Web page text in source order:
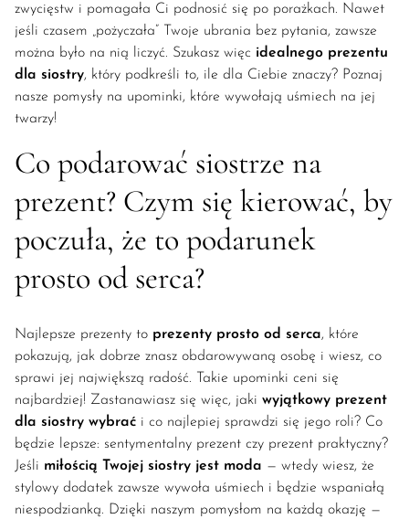
zwycięstw i pomagała Ci podnosić się po porażkach. Nawet
jeśli czasem „pożyczała” Twoje ubrania bez pytania, zawsze
można było na nią liczyć. Szukasz więc idealnego prezentu
dla siostry, który podkreśli to, ile dla Ciebie znaczy? Poznaj
nasze pomysły na upominki, które wywołają uśmiech na jej
twarzy!
Co podarować siostrze na
prezent? Czym się kierować, by
poczuła, że to podarunek
prosto od serca?
Najlepsze prezenty to prezenty prosto od serca, które
pokazują, jak dobrze znasz obdarowywaną osobę i wiesz, co
sprawi jej największą radość. Takie upominki ceni się
najbardziej! Zastanawiasz się więc, jaki wyjątkowy prezent
dla siostry wybrać i co najlepiej sprawdzi się jego roli? Co
będzie lepsze: sentymentalny prezent czy prezent praktyczny?
Jeśli miłością Twojej siostry jest moda — wtedy wiesz, że
stylowy dodatek zawsze wywoła uśmiech i będzie wspaniałą
niespodzianką. Dzięki naszym pomysłom na każdą okazję —